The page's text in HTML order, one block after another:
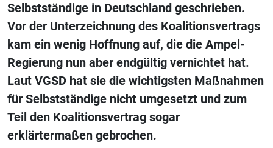
Selbstständige in Deutschland geschrieben.
Vor der Unterzeichnung des Koalitionsvertrags
kam ein wenig Hoffnung auf, die die Ampel-
Regierung nun aber endgültig vernichtet hat.
Laut VGSD hat sie die wichtigsten Maßnahmen
für Selbstständige nicht umgesetzt und zum
Teil den Koalitionsvertrag sogar
erklärtermaßen gebrochen.